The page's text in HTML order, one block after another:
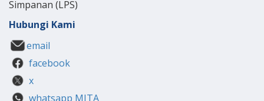
Simpanan (LPS)
Hubungi Kami
email
facebook
x
whatsapp MITA